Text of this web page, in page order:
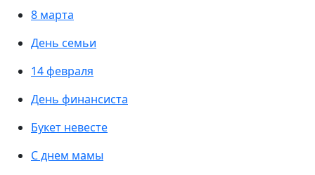
8 марта
День семьи
14 февраля
День финансиста
Букет невесте
С днем мамы